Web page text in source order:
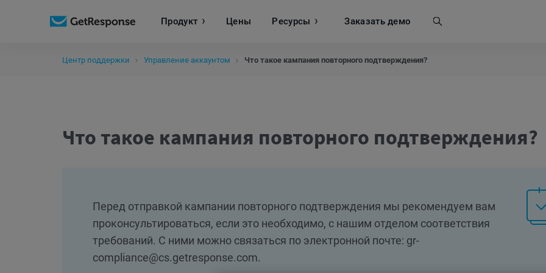
Продукт Цены Ресурсы Заказать демо
Поиск
Центр поддержки Управление аккаунтом Что такое кампания повторного подтверждения?
Что такое кампания повторного подтверждения?
Перед отправкой кампании повторного подтверждения мы рекомендуем вам
проконсультироваться, если это необходимо, с нашим отделом соответствия
требований. С ними можно связаться по электронной почте: gr-
compliance@cs.getresponse.com.